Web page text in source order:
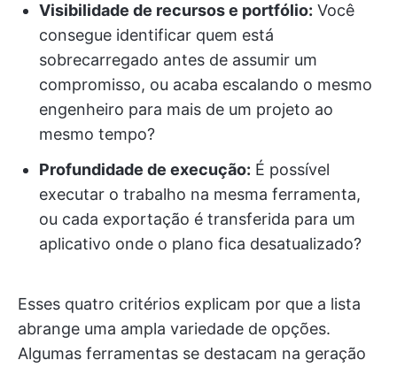
Visibilidade de recursos e portfólio: Você
consegue identificar quem está
sobrecarregado antes de assumir um
compromisso, ou acaba escalando o mesmo
engenheiro para mais de um projeto ao
mesmo tempo?
Profundidade de execução: É possível
executar o trabalho na mesma ferramenta,
ou cada exportação é transferida para um
aplicativo onde o plano fica desatualizado?
Esses quatro critérios explicam por que a lista
abrange uma ampla variedade de opções.
Algumas ferramentas se destacam na geração